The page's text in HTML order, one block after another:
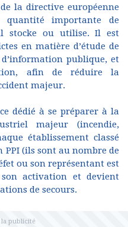
la directive européenne
importante de
stocke ou utilise. Il est
en matière d’étude de
d’information publique, et
afin de réduire la
majeur.
dédié à se préparer à la
majeur (incendie,
établissement classé
PPI (ils sont au nombre de
ou son représentant est
activation et devient
de secours.